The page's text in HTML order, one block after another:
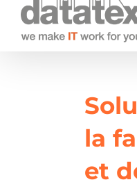
la
et